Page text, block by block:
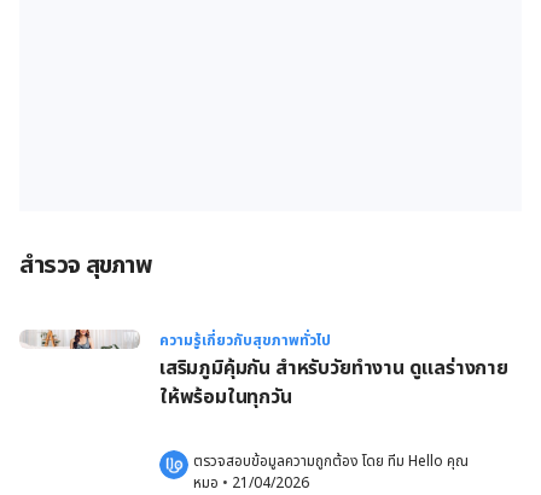
สำรวจ สุขภาพ
ความรู้เกี่ยวกับสุขภาพทั่วไป
เสริมภูมิคุ้มกัน สำหรับวัยทำงาน ดูแลร่างกาย
ให้พร้อมในทุกวัน
ตรวจสอบข้อมูลความถูกต้อง โดย ทีม Hello คุณ
หมอ • 21/04/2026